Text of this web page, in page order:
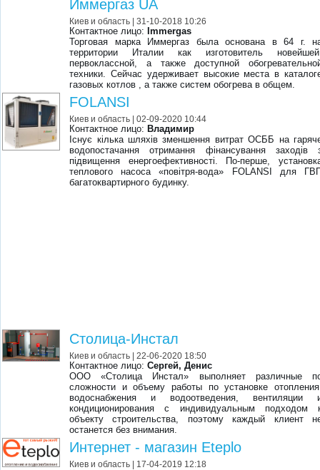
Иммергаз UA
Киев и область | 31-10-2018 10:26
Контактное лицо: Immergas
Торговая марка Иммергаз была основана в 64 г.
территории Италии как изготовитель
первоклассной, а также доступной
техники. Сейчас удерживает высокие места в
газовых котлов , а также систем обогрева в общем.
FOLANSI
Киев и область | 02-09-2020 10:44
Контактное лицо: Владимир
Існує кілька шляхів зменшення витрат ОСББ на
водопостачання отримання фінансування заходів
підвищення енергоефективності. По-перше,
теплового насоса «повітря-вода» FOLANSI для
багатоквартирного будинку.
Столица-Инстал
Киев и область | 22-06-2020 18:50
Контактное лицо:Сергей, Денис
ООО «Столица Инстал» выполняет различные
сложности и объему работы по установке
водоснабжения и водоотведения, вентиляции
кондиционирования с индивидуальным подходом
объекту строительства, поэтому каждый клиент
останется без внимания.
Интернет - магазин Eteplo
Киев и область | 17-04-2019 12:18